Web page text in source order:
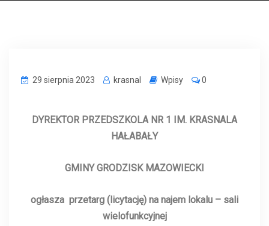
29 sierpnia 2023 krasnal Wpisy 0
DYREKTOR PRZEDSZKOLA NR 1 IM. KRASNALA
HAŁABAŁY
GMINY GRODZISK MAZOWIECKI
ogłasza przetarg (licytację) na najem lokalu – sali
wielofunkcyjnej